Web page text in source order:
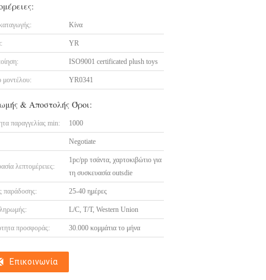
Κίνα
YR
ISO9001 certificated plush toys
μοντέλου: YR0341
& Αποστολής Όροι:
παραγγελίας min: 1000
Negotiate
λεπτομέρειες:
1pc/pp τσάντα, χαρτοκιβώτιο για
τη συσκευασία outsdie
παράδοσης: 25-40 ημέρες
L/C, T/T, Western Union
προσφοράς: 30.000 κομμάτια το μήνα
Επικοινωνία